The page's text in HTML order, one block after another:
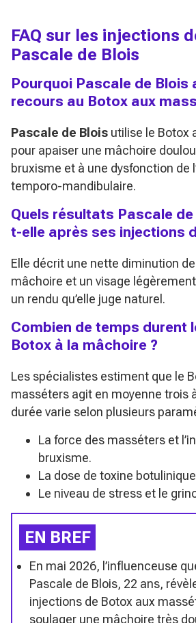
FAQ sur les injections
Pascale de Blois
Pourquoi Pascale de Blois
recours au Botox aux
Pascale de Blois utilise le Botox
pour apaiser une mâchoire
bruxisme et à une dysfonction de
temporo-mandibulaire.
Quels résultats Pascale
t-elle après ses injections
Elle décrit une nette diminution
mâchoire et un visage
un rendu qu’elle juge naturel.
Combien de temps durent
Botox à la mâchoire ?
Les spécialistes estiment que le
masséters agit en moyenne trois
durée varie selon plusieurs
La force des masséters et
bruxisme.
La dose de toxine
Le niveau de stress et le
EN BREF
En mai 2026, l’influenceuse
Pascale de Blois, 22 ans,
injections de Botox aux
soulager une mâchoire très